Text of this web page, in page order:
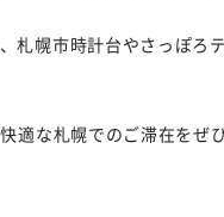
幌市時計台やさっぽろ
な札幌でのご滞在をぜ